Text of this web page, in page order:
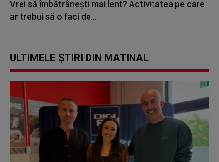
Vrei să îmbătrânești mai lent? Activitatea pe care
ar trebui să o faci de...
ULTIMELE ȘTIRI DIN MATINAL